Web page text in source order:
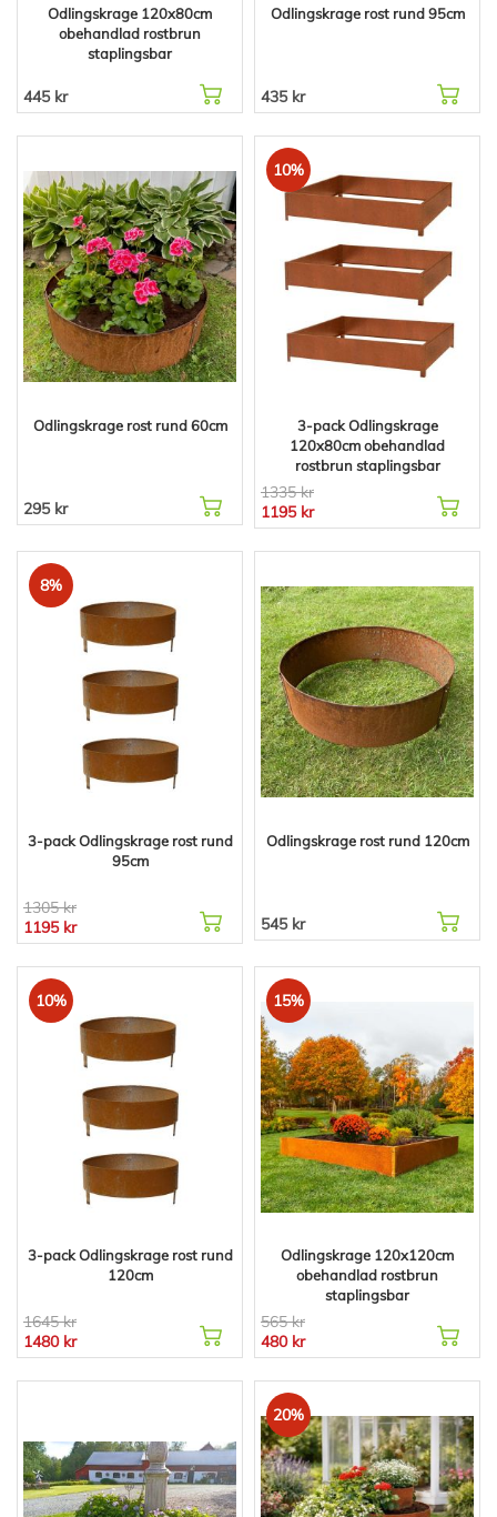
Odlingskrage 120x80cm
obehandlad rostbrun
staplingsbar
445 kr
Odlingskrage rost rund 95cm
435 kr
Odlingskrage rost rund 60cm
295 kr
10%
3-pack Odlingskrage
120x80cm obehandlad
rostbrun staplingsbar
1335 kr
1195 kr
8%
3-pack Odlingskrage rost rund
95cm
1305 kr
1195 kr
Odlingskrage rost rund 120cm
545 kr
10%
3-pack Odlingskrage rost rund
120cm
1645 kr
1480 kr
15%
Odlingskrage 120x120cm
obehandlad rostbrun
staplingsbar
565 kr
480 kr
20%